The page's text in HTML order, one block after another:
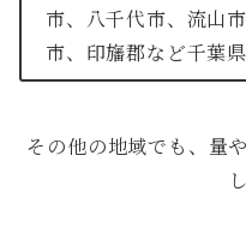
市、八千代市、流山
市、印旛郡など千葉
その他の地域でも、量